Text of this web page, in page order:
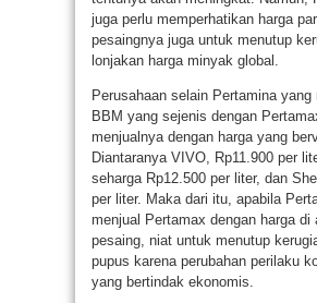
juga perlu memperhatikan harga
pesaingnya juga untuk menutup
lonjakan harga minyak global.
Perusahaan selain Pertamina yang
BBM yang sejenis dengan
menjualnya dengan harga yang
Diantaranya VIVO, Rp11.900 per
seharga Rp12.500 per liter, dan
per liter. Maka dari itu, apabila
menjual Pertamax dengan harga di
pesaing, niat untuk menutup
pupus karena perubahan perilaku
yang bertindak ekonomis.